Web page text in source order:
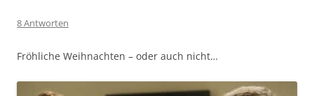
8 Antworten
Fröhliche Weihnachten – oder auch nicht…